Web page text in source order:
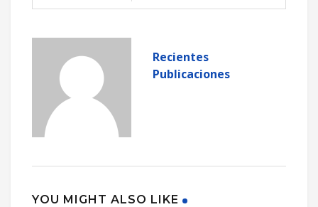
Recientes
Publicaciones
YOU MIGHT ALSO LIKE